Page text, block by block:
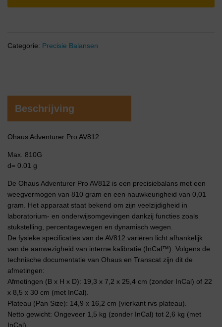
Categorie: Precisie Balansen
Beschrijving
Ohaus Adventurer Pro AV812
Max. 810G
d= 0.01 g
De Ohaus Adventurer Pro AV812 is een precisiebalans met een
weegvermogen van 810 gram en een nauwkeurigheid van 0,01
gram. Het apparaat staat bekend om zijn veelzijdigheid in
laboratorium- en onderwijsomgevingen dankzij functies zoals
stukstelling, percentagewegen en dynamisch wegen.
De fysieke specificaties van de AV812 variëren licht afhankelijk
van de aanwezigheid van interne kalibratie (InCal™). Volgens de
technische documentatie van Ohaus en Transcat zijn dit de
afmetingen:
Afmetingen (B x H x D): 19,3 x 7,2 x 25,4 cm (zonder InCal) of 22
x 8,5 x 30 cm (met InCal).
Plateau (Pan Size): 14,9 x 16,2 cm (vierkant rvs plateau).
Netto gewicht: Ongeveer 1,5 kg (zonder InCal) tot 2,6 kg (met
InCal).